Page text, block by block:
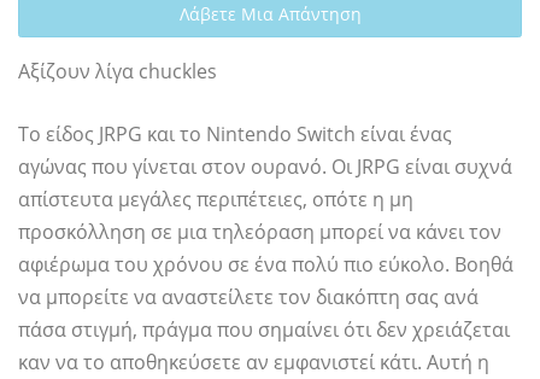
Λάβετε Μια Απάντηση
Αξίζουν λίγα chuckles
Το είδος JRPG και το Nintendo Switch είναι ένας
αγώνας που γίνεται στον ουρανό. Οι JRPG είναι συχνά
απίστευτα μεγάλες περιπέτειες, οπότε η μη
προσκόλληση σε μια τηλεόραση μπορεί να κάνει τον
αφιέρωμα του χρόνου σε ένα πολύ πιο εύκολο. Βοηθά
να μπορείτε να αναστείλετε τον διακόπτη σας ανά
πάσα στιγμή, πράγμα που σημαίνει ότι δεν χρειάζεται
καν να το αποθηκεύσετε αν εμφανιστεί κάτι. Αυτή η